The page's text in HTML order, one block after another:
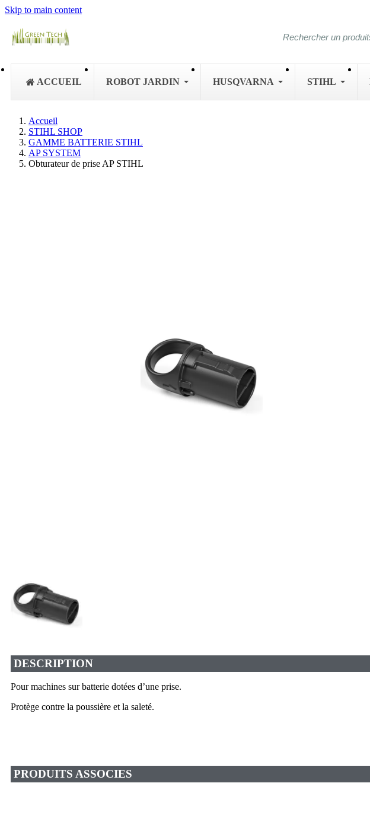
Skip to main content
ACCUEIL ROBOT JARDIN HUSQVARNA STIHL
Accueil
STIHL SHOP
GAMME BATTERIE STIHL
AP SYSTEM
Obturateur de prise AP STIHL
DESCRIPTION
Pour machines sur batterie dotées d’une prise.
Protège contre la poussière et la saleté.
PRODUITS ASSOCIES